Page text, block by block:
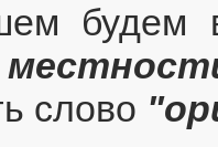
будем
слово